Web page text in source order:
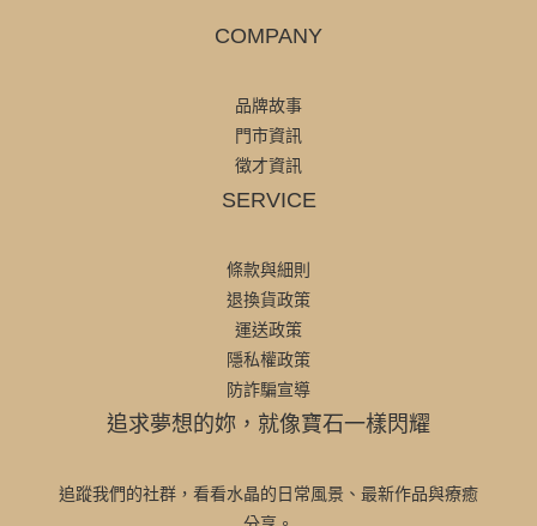
COMPANY
品牌故事
門市資訊
徵才資訊
SERVICE
條款與細則
退換貨政策
運送政策
隱私權政策
防詐騙宣導
追求夢想的妳，就像寶石一樣閃耀
追蹤我們的社群，看看水晶的日常風景、最新作品與療癒